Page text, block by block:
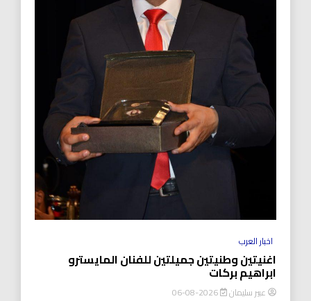
اخبار العرب
اغنيتين وطنيتين جميلتين للفنان المايسترو
ابراهيم بركات
عبير سليمان 2026-08-06